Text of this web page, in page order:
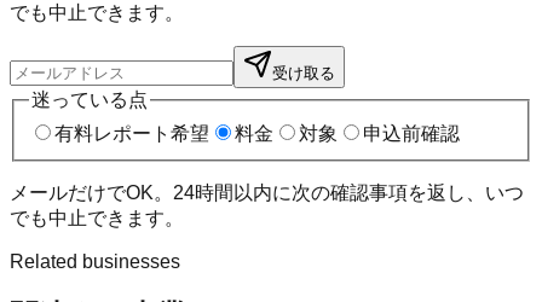
でも中止できます。
受け取る
迷っている点
有料レポート希望
料金 対象 申込前確認
メールだけでOK。24時間以内に次の確認事項を返し、いつ
でも中止できます。
Related businesses